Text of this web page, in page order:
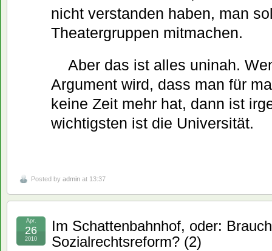
nicht verstanden haben, man
Theatergruppen mitmachen.
Aber das ist alles uninah.
Argument wird, dass man für
keine Zeit mehr hat, dann ist
wichtigsten ist die Universität.
Posted by admin at 13:37
Im Schattenbahnhof, oder:
Sozialrechtsreform? (2)
Apr.
26
2010